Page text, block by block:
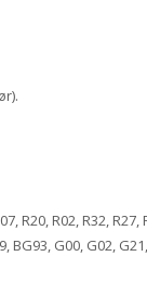
R20, R02, R32,
G00, G02,